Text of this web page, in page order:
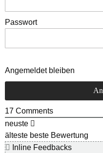
Passwort
Angemeldet bleiben
17 Comments
neuste
älteste beste Bewertung
Inline Feedbacks